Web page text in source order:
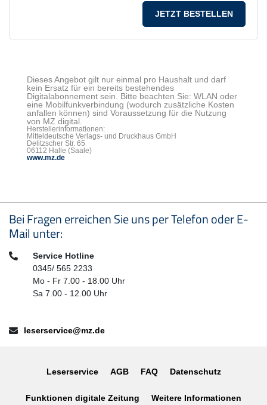
JETZT BESTELLEN
Dieses Angebot gilt nur einmal pro Haushalt und darf
kein Ersatz für ein bereits bestehendes
Digitalabonnement sein. Bitte beachten Sie: WLAN oder
eine Mobilfunkverbindung (wodurch zusätzliche Kosten
anfallen können) sind Voraussetzung für die Nutzung
von MZ digital.
Herstellerinformationen:
Mitteldeutsche Verlags- und Druckhaus GmbH
Delitzscher Str. 65
06112 Halle (Saale)
www.mz.de
Seitenfußbereich
Bei Fragen erreichen Sie uns per Telefon oder E-
Mail unter:
Telefon:Service Hotline
0345/ 565 2233
Mo - Fr 7.00 - 18.00 Uhr
Sa 7.00 - 12.00 Uhr
E-Mail:leserservice@mz.de
Leserservice AGB FAQ Datenschutz
Funktionen digitale Zeitung Weitere Informationen